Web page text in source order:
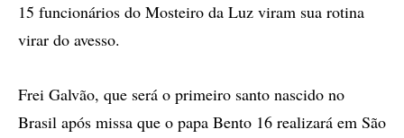
15 funcionários do Mosteiro da Luz viram sua rotina
virar do avesso.
Frei Galvão, que será o primeiro santo nascido no
Brasil após missa que o papa Bento 16 realizará em São